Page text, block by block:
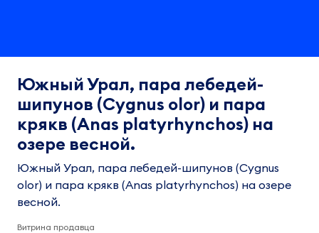
Южный Урал, пара лебедей-
шипунов (Cygnus olor) и пара
крякв (Anas platyrhynchos) на
озере весной.
Южный Урал, пара лебедей-шипунов (Cygnus
olor) и пара крякв (Anas platyrhynchos) на озере
весной.
Витрина продавца